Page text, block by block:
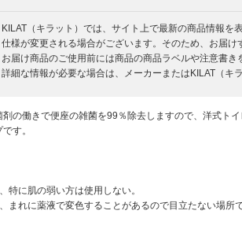
KILAT（キラット）では、サイト上で最新の商品情報を
仕様が変更される場合がございます。そのため、お届け
お届け商品のご使用前には商品の商品ラベルや注意書
詳細な情報が必要な場合は、メーカーまたはKILAT（キ
の働きで便座の雑菌を99％除去しますので、洋式トイ
す。
特に肌の弱い方は使用しない。
まれに薬液で変色することがあるので目立たない場所